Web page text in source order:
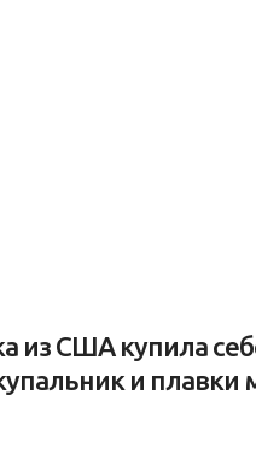
из США купила
и плавки